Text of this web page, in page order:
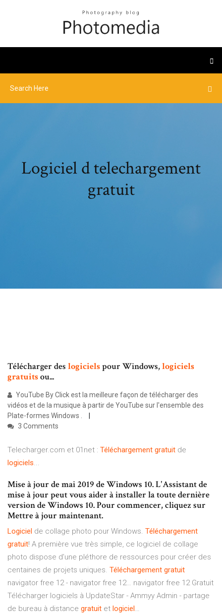
Logiciel d telechargement
gratuit
Télécharger des logicielspour Windows,logiciels
gratuitsou...
YouTube By Click est la meilleure façon de télécharger des
vidéos et de la musique à partir de YouTube sur l'ensemble des
Plate-formes Windows .
3 Comments
Telecharger.com et 01net : Téléchargement gratuit de
logiciels...
Mise à jour de mai 2019 de Windows 10. L'Assistant de
mise à jour peut vous aider à installer la toute dernière
version de Windows 10. Pour commencer, cliquez sur
Mettre à jour maintenant.
Logiciel de collage photo pour Windows. Téléchargement
gratuit! A première vue très simple, ce logiciel de collage
photo dispose d’une pléthore de ressources pour créer des
centaines de projets uniques. Téléchargement gratuit
navigator free 12 - navigator free 12… navigator free 12 Gratuit
Télécharger logiciels à UpdateStar - Ammyy Admin - partage
de bureau à distance gratuit et logiciel …